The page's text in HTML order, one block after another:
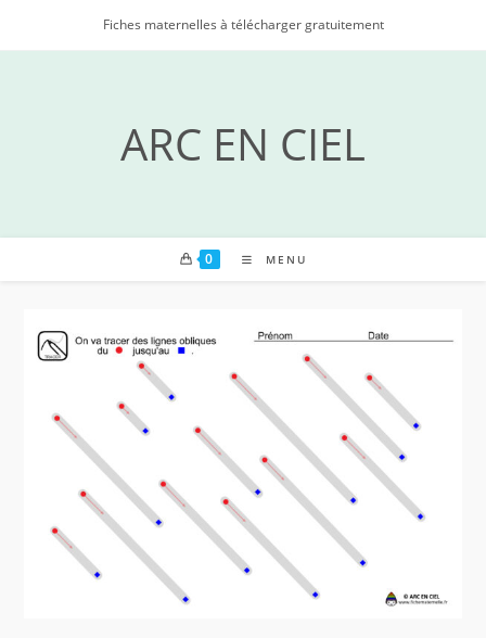
Fiches maternelles à télécharger gratuitement
ARC EN CIEL
0 MENU